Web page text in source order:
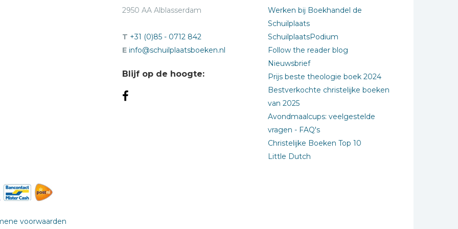
van Jesaja deel 1 zijn terug te kijken via Uitzending Gemist van Family7.
2950 AA Alblasserdam
T +31 (0)85 - 0712 842
E info@schuilplaatsboeken.nl
Blijf op de hoogte:
Werken bij Boekhandel de
Schuilplaats
SchuilplaatsPodium
Follow the reader blog
Nieuwsbrief
Prijs beste theologie boek 2024
Bestverkochte christelijke boeken
van 2025
Avondmaalcups: veelgestelde
vragen - FAQ's
Christelijke Boeken Top 10
Little Dutch
voorwaarden